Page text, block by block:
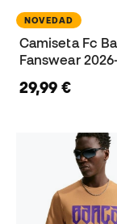
NOVEDAD
Camiseta Fc
Fanswear
29,99 €